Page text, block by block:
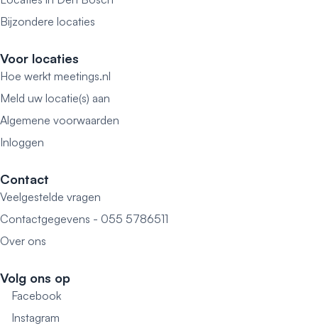
Bijzondere locaties
Voor locaties
Hoe werkt meetings.nl
Meld uw locatie(s) aan
Algemene voorwaarden
Inloggen
Contact
Veelgestelde vragen
Contactgegevens - 055 5786511
Over ons
Volg ons op
Facebook
Instagram